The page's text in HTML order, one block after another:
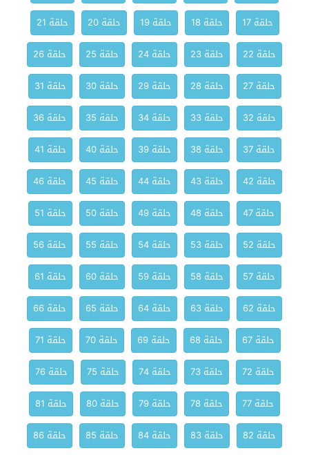
حلقة 17
حلقة 18 حلقة 19 حلقة 20
حلقة 21
حلقة 22
حلقة 23 حلقة 24 حلقة 25
حلقة 26
حلقة 27
حلقة 28 حلقة 29 حلقة 30
حلقة 31
حلقة 32
حلقة 33 حلقة 34 حلقة 35
حلقة 36
حلقة 37
حلقة 38 حلقة 39 حلقة 40
حلقة 41
حلقة 42
حلقة 43 حلقة 44 حلقة 45
حلقة 46
حلقة 47
حلقة 48 حلقة 49 حلقة 50
حلقة 51
حلقة 52
حلقة 53 حلقة 54 حلقة 55
حلقة 56
حلقة 57
حلقة 58 حلقة 59 حلقة 60
حلقة 61
حلقة 62
حلقة 63 حلقة 64 حلقة 65
حلقة 66
حلقة 67
حلقة 68 حلقة 69 حلقة 70
حلقة 71
حلقة 72
حلقة 73 حلقة 74 حلقة 75
حلقة 76
حلقة 77
حلقة 78 حلقة 79 حلقة 80
حلقة 81
حلقة 82
حلقة 83 حلقة 84 حلقة 85 حلقة 86